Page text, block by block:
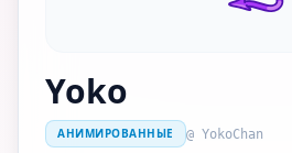
Yoko
АНИМИРОВАННЫЕ @ YokoChan